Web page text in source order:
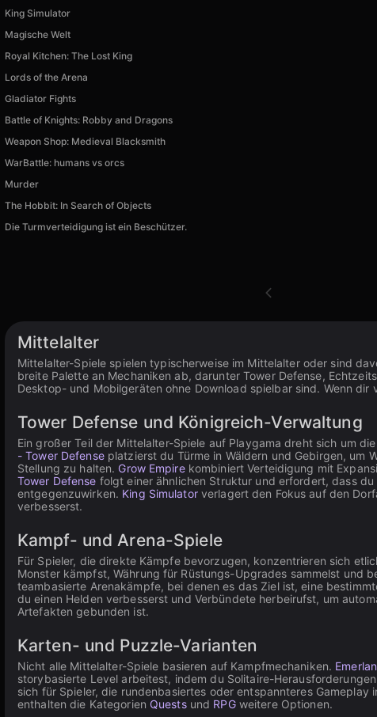
King Simulator
Magische Welt
Royal Kitchen: The Lost King
Lords of the Arena
Gladiator Fights
Battle of Knights: Robby and Dragons
Weapon Shop: Medieval Blacksmith
WarBattle: humans vs orcs
Murder
The Hobbit: In Search of Objects
Die Turmverteidigung ist ein Beschützer.
Mittelalter
Mittelalter-Spiele spielen typischerweise im Mittelalter oder sind
breite Palette an Mechaniken ab, darunter Tower Defense,
Desktop- und Mobilgeräten ohne Download spielbar sind. Wenn
Tower Defense und Königreich-Verwaltung
Ein großer Teil der Mittelalter-Spiele auf Playgama dreht sich um
- Tower Defenseplatzierst du Türme in Wäldern und Gebirgen, um
Stellung zu halten. Grow Empirekombiniert Verteidigung mit
Tower Defense folgt einer ähnlichen Struktur und erfordert, dass
entgegenzuwirken. King Simulatorverlagert den Fokus auf den
verbesserst.
Kampf- und Arena-Spiele
Für Spieler, die direkte Kämpfe bevorzugen, konzentrieren sich
Monster kämpfst, Währung für Rüstungs-Upgrades sammelst und
teambasierte Arenakämpfe, bei denen es das Ziel ist, eine
du einen Helden verbesserst und Verbündete herbeirufst, um
Artefakten gebunden ist.
Karten- und Puzzle-Varianten
Nicht alle Mittelalter-Spiele basieren auf Kampfmechaniken.
storybasierte Level arbeitest, indem du Solitaire-
sich für Spieler, die rundenbasiertes oder entspannteres
enthalten die Kategorien Questsund RPGweitere Optionen.